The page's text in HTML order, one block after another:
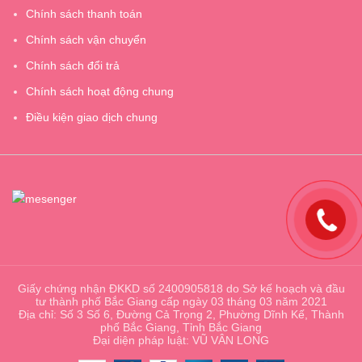
Chính sách thanh toán
Chính sách vận chuyển
Chính sách đổi trả
Chính sách hoạt động chung
Điều kiện giao dịch chung
Giấy chứng nhận ĐKKD số 2400905818 do Sở kế hoạch và đầu
tư thành phố Bắc Giang cấp ngày 03 tháng 03 năm 2021
Địa chỉ: Số 3 Số 6, Đường Cả Trọng 2, Phường Dĩnh Kế, Thành
phố Bắc Giang, Tỉnh Bắc Giang
Đại diện pháp luật: VŨ VÂN LONG